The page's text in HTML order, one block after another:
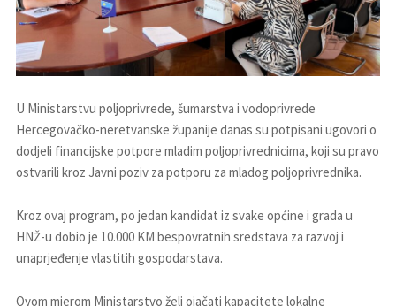
U Ministarstvu poljoprivrede, šumarstva i vodoprivrede
Hercegovačko-neretvanske županije danas su potpisani ugovori o
dodjeli financijske potpore mladim poljoprivrednicima, koji su pravo
ostvarili kroz Javni poziv za potporu za mladog poljoprivrednika.
Kroz ovaj program, po jedan kandidat iz svake općine i grada u
HNŽ-u dobio je 10.000 KM bespovratnih sredstava za razvoj i
unaprjeđenje vlastitih gospodarstava.
Ovom mjerom Ministarstvo želi ojačati kapacitete lokalne